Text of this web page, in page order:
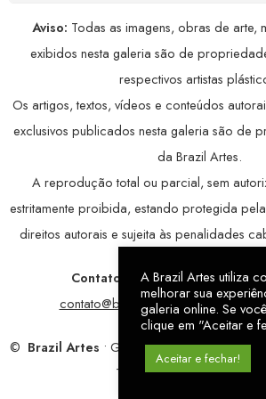
Aviso: Todas as imagens, obras de arte,
exibidos nesta galeria são de
respectivos artistas
Os artigos, textos, vídeos e conteúdos
exclusivos publicados nesta galeria são de
da Brazil Artes.
A reprodução total ou parcial, sem
estritamente proibida, estando protegida
direitos autorais e sujeita às penalidades
Contatos: WhatsApp:79 9998-
contato@brazilartes.com/
© Brazil Artes • Galeria Online.9 anosde
Todos os direitos
A Brazil Artes utiliza
melhorar sua
galeria online. Se
clique em "Aceitar e
Aceitar e fechar!